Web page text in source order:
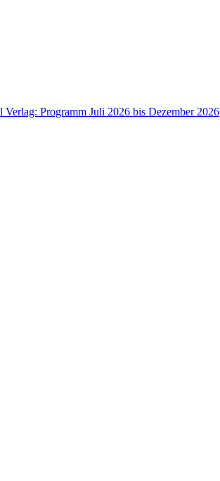
Verlag: Programm Juli 2026 bis Dezember 2026